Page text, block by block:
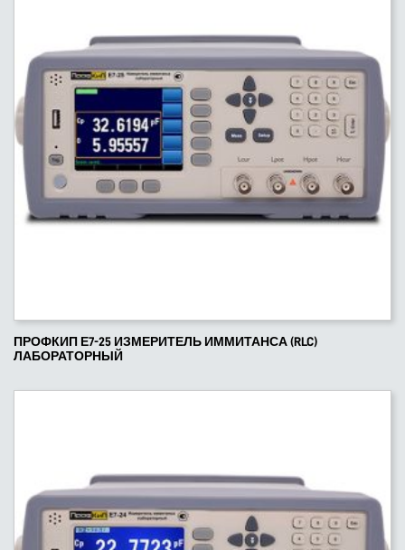
ПРОФКИП Е7-25 ИЗМЕРИТЕЛЬ ИММИТАНСА (RLC)
ЛАБОРАТОРНЫЙ